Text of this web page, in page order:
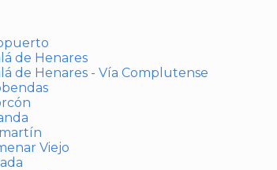
de Henares
de Henares - Vía Complutense
Viejo